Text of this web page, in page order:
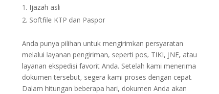
Ijazah asli
Softfile KTP dan Paspor
Anda punya pilihan untuk mengirimkan persyaratan
melalui layanan pengiriman, seperti pos, TIKI, JNE, atau
layanan ekspedisi favorit Anda. Setelah kami menerima
dokumen tersebut, segera kami proses dengan cepat.
Dalam hitungan beberapa hari, dokumen Anda akan